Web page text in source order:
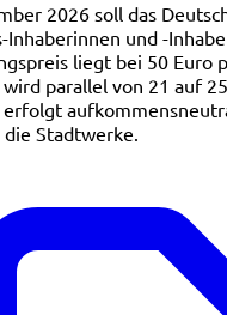
2026 soll das
Inhaberinnen und -
liegt bei 50 Euro
parallel von 21 auf
erfolgt
die Stadtwerke.